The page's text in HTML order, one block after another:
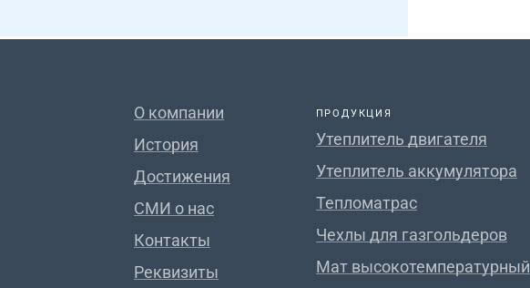
О компании
История
Достижения
СМИ о нас
Контакты
Реквизиты
ПРОДУКЦИЯ
Утеплитель двигателя
Утеплитель аккумулятора
Тепломатрас
Чехлы для газгольдеров
Мат высокотемпературный